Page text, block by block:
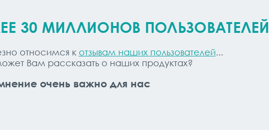
30 МИЛЛИОНОВ ПОЛЬЗОВАТЕЛЕЙ
относимся к отзывам наших пользователей...
Вам рассказать о наших продуктах?
очень важно для нас